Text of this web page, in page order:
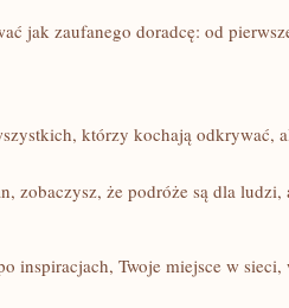
jak zaufanego doradcę: od
którzy kochają odkrywać,
zobaczysz, że podróże są dla
inspiracjach, Twoje miejsce w